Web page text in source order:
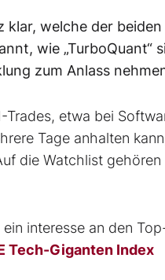
klar, welche der
wie „TurboQuant“
zum Anlass
Trades, etwa bei
Tage anhalten
die Watchlist
ein interesse an den
Tech-Giganten Index